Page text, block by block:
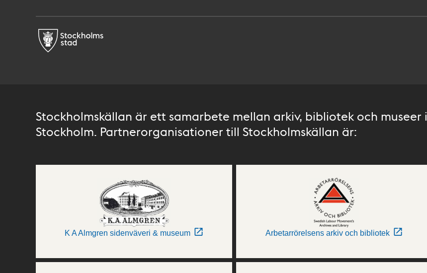
Stockholmskällan är ett samarbete mellan arkiv, bibliotek och museer i
Stockholm. Partnerorganisationer till Stockholmskällan är:
K A Almgren sidenväveri & museum Arbetarrörelsens arkiv och bibliotek